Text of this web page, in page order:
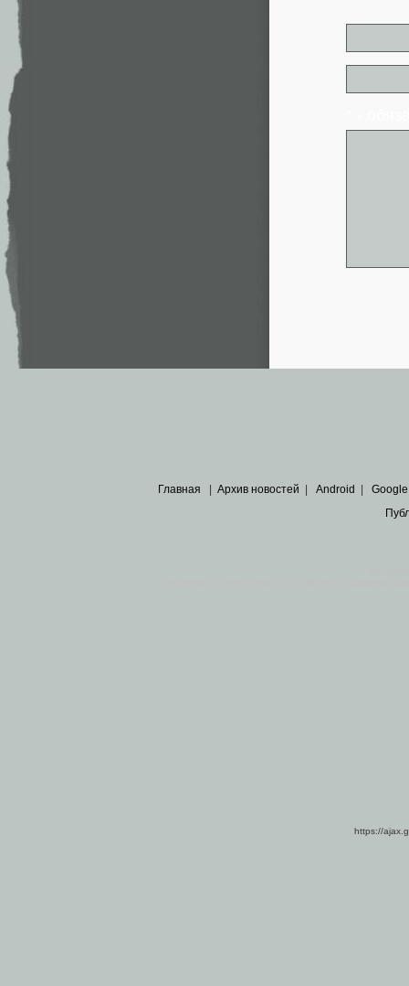
Главная | Архив новостей | Android | Google
https://